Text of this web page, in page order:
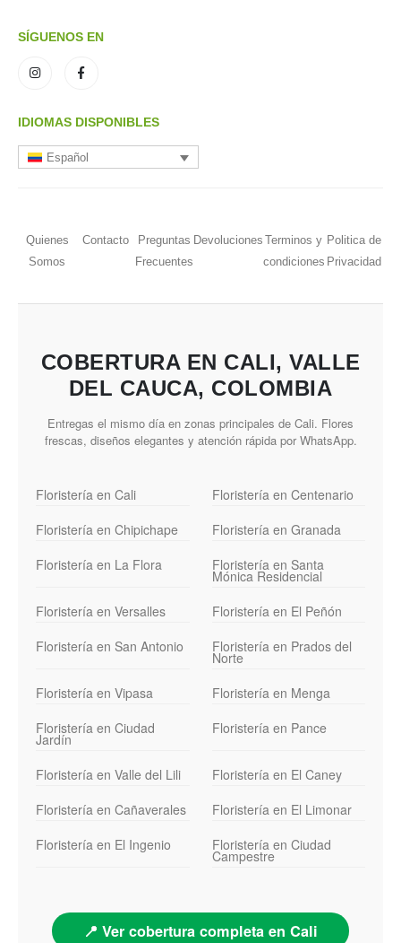
SÍGUENOS EN
IDIOMAS DISPONIBLES
Español
Quienes
Somos
Contacto
Preguntas
Frecuentes
Devoluciones Terminos y
condiciones
Politica de
Privacidad
COBERTURA EN CALI, VALLE
DEL CAUCA, COLOMBIA
Entregas el mismo día en zonas principales de Cali. Flores
frescas, diseños elegantes y atención rápida por WhatsApp.
Floristería en Cali
Floristería en Centenario
Floristería en Chipichape
Floristería en Granada
Floristería en La Flora
Floristería en Santa
Mónica Residencial
Floristería en Versalles
Floristería en El Peñón
Floristería en San Antonio
Floristería en Prados del
Norte
Floristería en Vipasa
Floristería en Menga
Floristería en Ciudad
Jardín
Floristería en Pance
Floristería en Valle del Lili
Floristería en El Caney
Floristería en Cañaverales
Floristería en El Limonar
Floristería en El Ingenio
Floristería en Ciudad
Campestre
📍 Ver cobertura completa en Cali